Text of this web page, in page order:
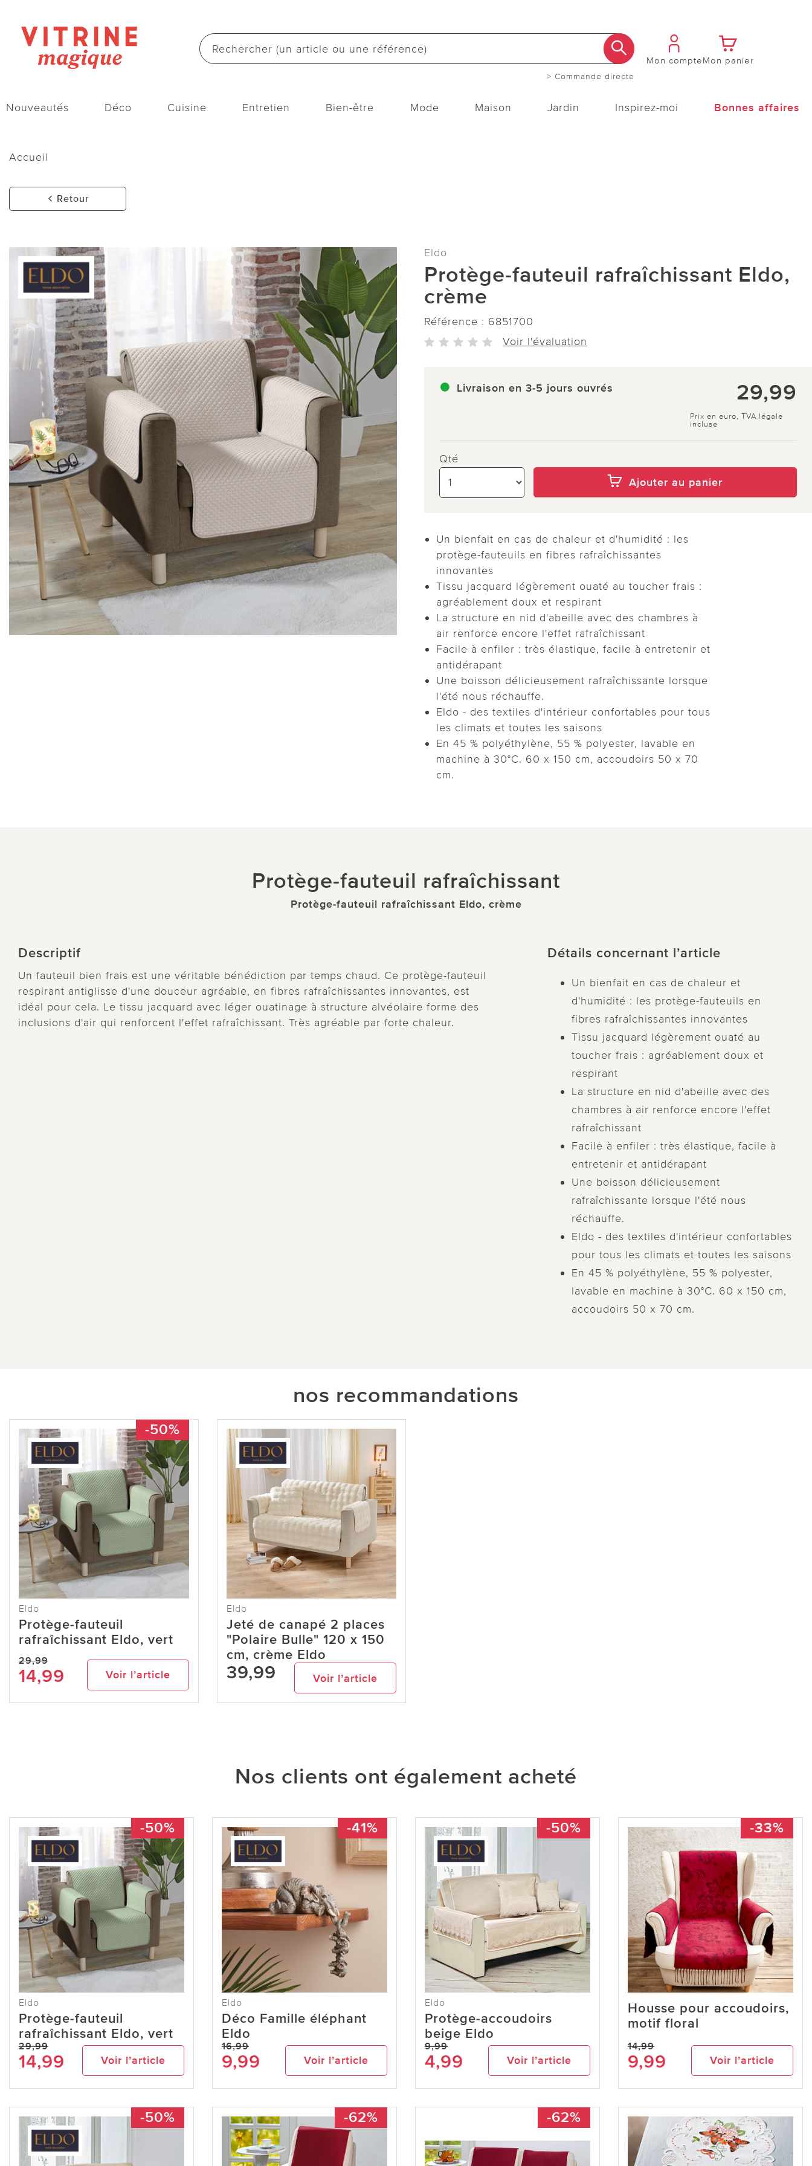
> Commande directe
Mon compteMon panier
Nouveautés Déco Cuisine Entretien Bien-être Mode Maison Jardin Inspirez-moi Bonnes affaires
Accueil
Retour
Eldo
Protège-fauteuil rafraîchissant Eldo,
crème
Référence : 6851700
Voir l'évaluation
Livraison en 3-5 jours ouvrés 29,99
Prix en euro, TVA légale
incluse
Qté
Ajouter au panier
Un bienfait en cas de chaleur et d'humidité : les
protège-fauteuils en fibres rafraîchissantes
innovantes
Tissu jacquard légèrement ouaté au toucher frais :
agréablement doux et respirant
La structure en nid d'abeille avec des chambres à
air renforce encore l'effet rafraîchissant
Facile à enfiler : très élastique, facile à entretenir et
antidérapant
Une boisson délicieusement rafraîchissante lorsque
l'été nous réchauffe.
Eldo - des textiles d'intérieur confortables pour tous
les climats et toutes les saisons
En 45 % polyéthylène, 55 % polyester, lavable en
machine à 30°C. 60 x 150 cm, accoudoirs 50 x 70
cm.
Protège-fauteuil rafraîchissant
Protège-fauteuil rafraîchissant Eldo, crème
Descriptif
Un fauteuil bien frais est une véritable bénédiction par temps chaud. Ce protège-fauteuil
respirant antiglisse d'une douceur agréable, en fibres rafraîchissantes innovantes, est
idéal pour cela. Le tissu jacquard avec léger ouatinage à structure alvéolaire forme des
inclusions d'air qui renforcent l'effet rafraîchissant. Très agréable par forte chaleur.
Détails concernant l’article
Un bienfait en cas de chaleur et
d'humidité : les protège-fauteuils en
fibres rafraîchissantes innovantes
Tissu jacquard légèrement ouaté au
toucher frais : agréablement doux et
respirant
La structure en nid d'abeille avec des
chambres à air renforce encore l'effet
rafraîchissant
Facile à enfiler : très élastique, facile à
entretenir et antidérapant
Une boisson délicieusement
rafraîchissante lorsque l'été nous
réchauffe.
Eldo - des textiles d'intérieur confortables
pour tous les climats et toutes les saisons
En 45 % polyéthylène, 55 % polyester,
lavable en machine à 30°C. 60 x 150 cm,
accoudoirs 50 x 70 cm.
nos recommandations
-50%
Eldo
Protège-fauteuil
rafraîchissant Eldo, vert
29,99
14,99 Voir l’article
Eldo
Jeté de canapé 2 places
"Polaire Bulle" 120 x 150
cm, crème Eldo
39,99 Voir l’article
Nos clients ont également acheté
-50%
Eldo
Protège-fauteuil
rafraîchissant Eldo, vert
29,99
14,99 Voir l’article
-41%
Eldo
Déco Famille éléphant
Eldo
16,99
9,99 Voir l’article
-50%
Eldo
Protège-accoudoirs
beige Eldo
9,99
4,99 Voir l’article
-33%
Housse pour accoudoirs,
motif floral
14,99
9,99 Voir l’article
-50% -62% -62%